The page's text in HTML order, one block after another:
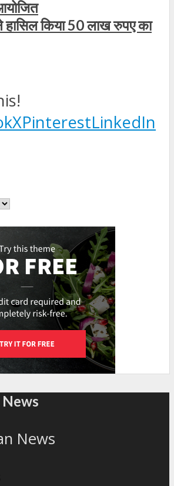
हासिल किया 50 लाख रुपए का
XPinterestLinkedIn